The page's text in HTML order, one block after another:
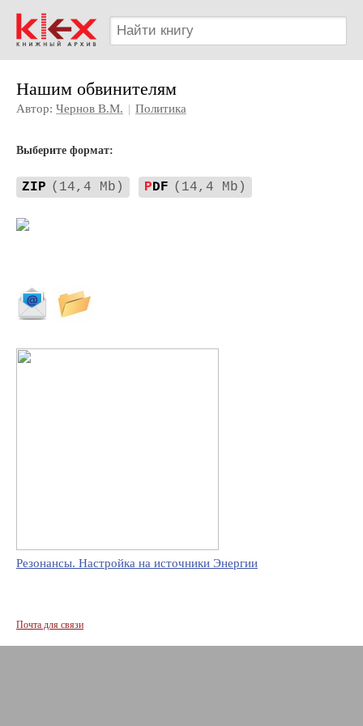
Нашим обвинителям
Автор: Чернов В.М. | Политика
Выберите формат:
ZIP (14,4 Mb) PDF (14,4 Mb)
Резонансы. Настройка на источники Энергии
Почта для связи